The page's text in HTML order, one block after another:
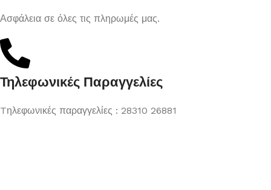
Ασφάλεια σε όλες τις πληρωμές μας.
Τηλεφωνικές Παραγγελίες
Tηλεφωνικές παραγγελίες : 28310 26881